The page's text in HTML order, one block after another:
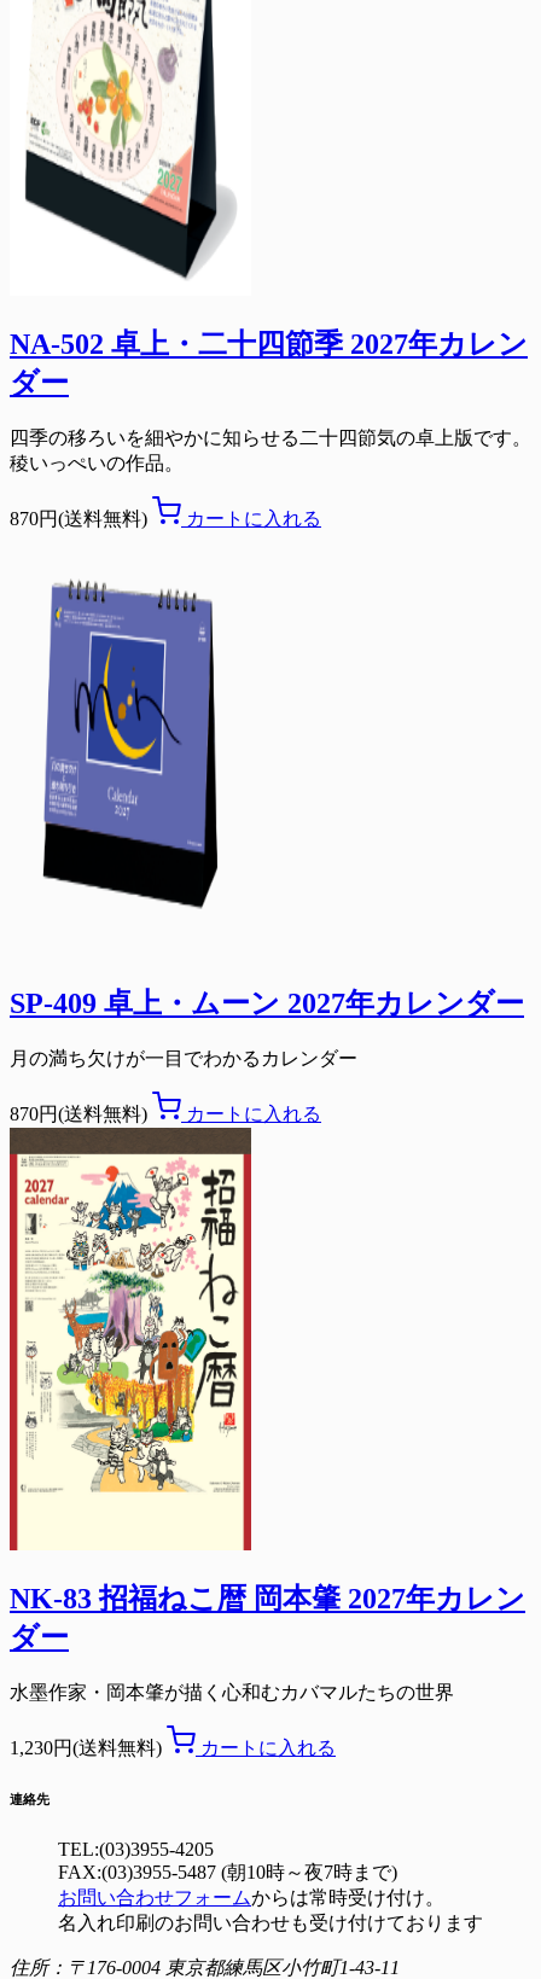
NA-502 卓上・二十四節季 2027年カレン
ダー
四季の移ろいを細やかに知らせる二十四節気の卓上版です。
稜いっぺいの作品。
870円(送料無料) カートに入れる
SP-409 卓上・ムーン 2027年カレンダー
月の満ち欠けが一目でわかるカレンダー
870円(送料無料) カートに入れる
NK-83 招福ねこ暦 岡本肇 2027年カレン
ダー
水墨作家・岡本肇が描く心和むカバマルたちの世界
1,230円(送料無料) カートに入れる
連絡先
TEL:(03)3955-4205
FAX:(03)3955-5487 (朝10時～夜7時まで)
お問い合わせフォームからは常時受け付け。
名入れ印刷のお問い合わせも受け付けております
住所：〒176-0004 東京都練馬区小竹町1-43-11